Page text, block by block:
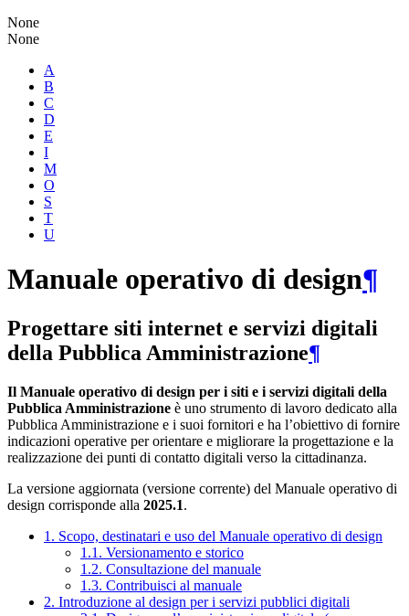
None
None
A
B
C
D
E
I
M
O
S
T
U
Manuale operativo di design¶
Progettare siti internet e servizi digitali
della Pubblica Amministrazione¶
Il Manuale operativo di design per i siti e i servizi digitali della
Pubblica Amministrazione è uno strumento di lavoro dedicato alla
Pubblica Amministrazione e i suoi fornitori e ha l’obiettivo di fornire
indicazioni operative per orientare e migliorare la progettazione e la
realizzazione dei punti di contatto digitali verso la cittadinanza.
La versione aggiornata (versione corrente) del Manuale operativo di
design corrisponde alla 2025.1.
1. Scopo, destinatari e uso del Manuale operativo di design
1.1. Versionamento e storico
1.2. Consultazione del manuale
1.3. Contribuisci al manuale
2. Introduzione al design per i servizi pubblici digitali